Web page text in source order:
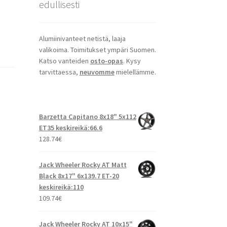
edullisesti
Alumiinivanteet netistä, laaja
valikoima. Toimitukset ympäri Suomen.
Katso vanteiden osto-opas. Kysy
tarvittaessa, neuvommemielellämme.
Barzetta Capitano 8x18" 5x112
ET35 keskireikä:66.6
128.74€
Jack Wheeler Rocky AT Matt
Black 8x17" 6x139.7 ET-20
keskireikä:110
109.74€
Jack Wheeler Rocky AT 10x15"